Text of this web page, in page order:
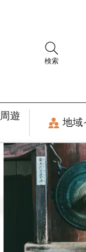
検索
遊
地域
旅 ×
ェニ